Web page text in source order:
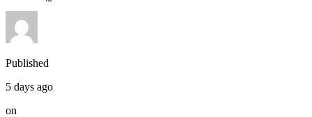
Published
5 days ago
on